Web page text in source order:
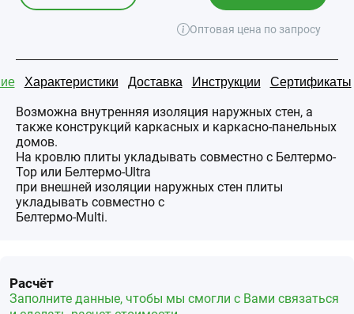
Оптовая цена по запросу
Характеристики Доставка Инструкции Сертификаты
Возможна внутренняя изоляция наружных стен, а
также конструкций каркасных и каркасно-панельных
домов.
На кровлю плиты укладывать совместно с Белтермо-
Top или Белтермо-Ultra
при внешней изоляции наружных стен плиты
укладывать совместно с
Белтермо-Multi.
Расчёт
Заполните данные, чтобы мы смогли с Вами связаться